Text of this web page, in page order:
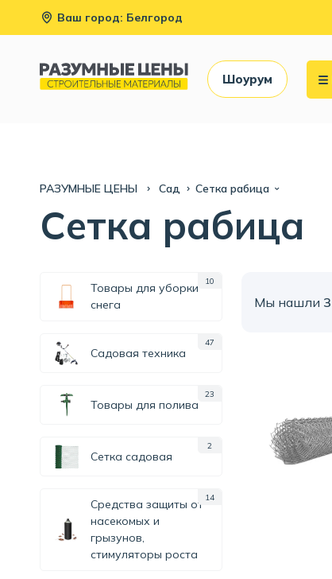
Ваш город: Белгород
Шоурум
РАЗУМНЫЕ ЦЕНЫ Сад Сетка рабица
Сетка рабица
Мы нашли 3
Товары для уборки
снега
10
Садовая техника
47
Товары для полива
23
Сетка садовая
2
Средства защиты от
насекомых и
грызунов,
стимуляторы роста
14